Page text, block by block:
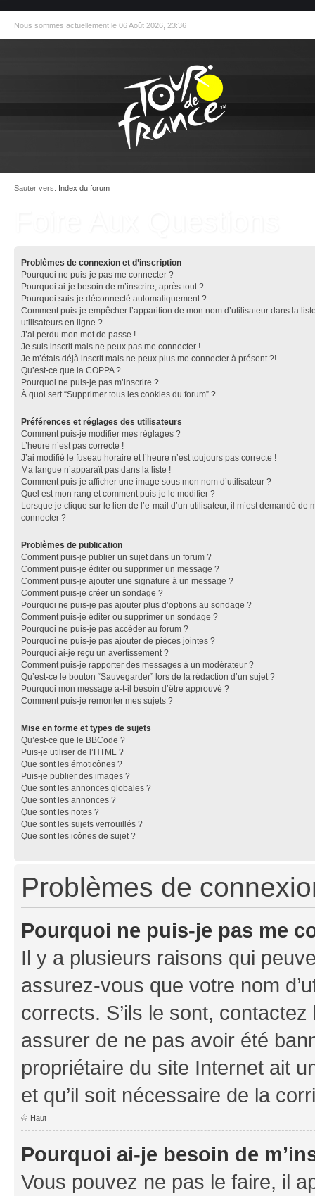
Nous sommes actuellement le 06 Août 2026, 23:36
Sauter vers: Index du forum
Problèmes de connexion et d’inscription
Pourquoi ne puis-je pas me connecter ?
Pourquoi ai-je besoin de m’inscrire, après tout ?
Pourquoi suis-je déconnecté automatiquement ?
Comment puis-je empêcher l’apparition de mon nom d’utilisateur dans la
utilisateurs en ligne ?
J’ai perdu mon mot de passe !
Je suis inscrit mais ne peux pas me connecter !
Je m’étais déjà inscrit mais ne peux plus me connecter à présent ?!
Qu’est-ce que la COPPA ?
Pourquoi ne puis-je pas m’inscrire ?
À quoi sert “Supprimer tous les cookies du forum” ?
Préférences et réglages des utilisateurs
Comment puis-je modifier mes réglages ?
L’heure n’est pas correcte !
J’ai modifié le fuseau horaire et l’heure n’est toujours pas correcte !
Ma langue n’apparaît pas dans la liste !
Comment puis-je afficher une image sous mon nom d’utilisateur ?
Quel est mon rang et comment puis-je le modifier ?
Lorsque je clique sur le lien de l’e-mail d’un utilisateur, il m’est demandé de
connecter ?
Problèmes de publication
Comment puis-je publier un sujet dans un forum ?
Comment puis-je éditer ou supprimer un message ?
Comment puis-je ajouter une signature à un message ?
Comment puis-je créer un sondage ?
Pourquoi ne puis-je pas ajouter plus d’options au sondage ?
Comment puis-je éditer ou supprimer un sondage ?
Pourquoi ne puis-je pas accéder au forum ?
Pourquoi ne puis-je pas ajouter de pièces jointes ?
Pourquoi ai-je reçu un avertissement ?
Comment puis-je rapporter des messages à un modérateur ?
Qu’est-ce le bouton “Sauvegarder” lors de la rédaction d’un sujet ?
Pourquoi mon message a-t-il besoin d’être approuvé ?
Comment puis-je remonter mes sujets ?
Mise en forme et types de sujets
Qu’est-ce que le BBCode ?
Puis-je utiliser de l’HTML ?
Que sont les émoticônes ?
Puis-je publier des images ?
Que sont les annonces globales ?
Que sont les annonces ?
Que sont les notes ?
Que sont les sujets verrouillés ?
Que sont les icônes de sujet ?
Problèmes de
Pourquoi ne puis-je pas me
Il y a plusieurs raisons qui
assurez-vous que votre nom
corrects. S’ils le sont,
assurer de ne pas avoir été
propriétaire du site Internet ait
et qu’il soit nécessaire de la
Haut
Pourquoi ai-je besoin de
Vous pouvez ne pas le faire, il